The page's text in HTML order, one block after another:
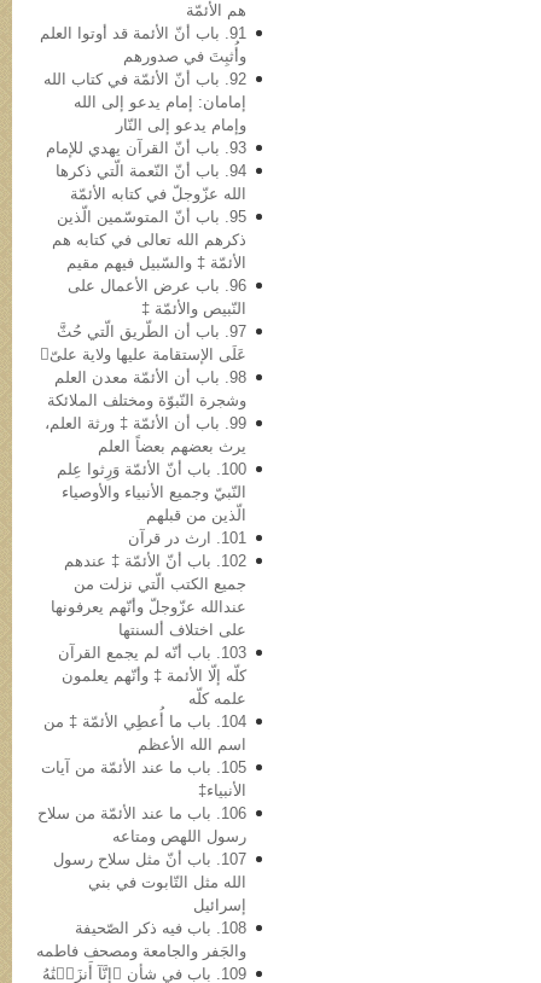
هم الأئمّة
91. باب أنّ الأئمة قد أوتوا العلم
وأُثبِتَ في صدورهم
92. باب أنّ الأئمّة في کتاب الله
إمامان: إمام یدعو إلى الله
وإمام یدعو إلى النّار
93. باب أنّ القرآن یهدي للإمام
94. باب أنّ النّعمة الّتي ذکرها
الله عزّوجلّ في کتابه الأئمّة
95. باب أنّ المتوسّمین الّذین
ذکرهم الله تعالى في کتابه هم
الأئمّة ‡ والسّبیل فیهم مقیم
96. باب عرض الأعمال علی
النّبيص والأئمّة ‡
97. باب أن الطّریق الّتي حُثَّ
عَلَی الإستقامة علیها ولایة علیّ
98. باب أن الأئمّة معدن العلم
وشجرة النّبوّة ومختلف الملائکة
99. باب أن الأئمّة ‡ ورثة العلم،
یرث بعضهم بعضاً العلم
100. باب أنّ الأئمّة وَرِثوا عِلم
النّبيّ وجمیع الأنبیاء والأوصیاء
الّذین من قبلهم
101. ارث در قرآن
102. باب أنّ الأئمّة ‡ عندهم
جمیع الکتب الّتي نزلت من
عندالله عزّوجلّ وأنّهم یعرفونها
علی اختلاف ألسنتها
103. باب أنّه لم یجمع القرآن
کلّه إلّا الأئمة ‡ وأنّهم یعلمون
علمه کلّه
104. باب ما أُعطِي الأئمّة ‡ من
اسم الله الأعظم
105. باب ما عند الأئمّة من آیات
الأنبیاء‡
106. باب ما عند الأئمّة من سلاح
رسول اللهص ومتاعه
107. باب أنّ مثل سلاح رسول
الله مثل التّابوت في بني
إسرائیل
108. باب فیه ذکر الصّحیفة
والجَفر والجامعة ومصحف فاطمه
109. باب في شأن ﴿إِنَّآ أَنزَلۡنَٰهُ